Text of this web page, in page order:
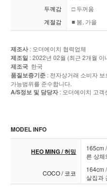
두께감
□ 두꺼움
계절감
■ 봄, 가을
제조사: 오더에이치 협력업체
제조일 : 2022년 02월 (최근 2개월 이
제조국 한국
품질보증기준 : 전자상거래 소비자
가능범위를 준수합니다.
A/S정보 및 담당자: 오더에이치 고
MODEL INFO
HEO MING / 허밍
165cm
른 상체
COCO / 코코
164cm
살집과